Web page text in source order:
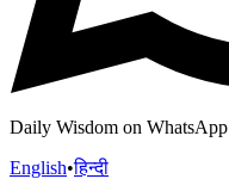
Daily Wisdom on WhatsApp
English•हिन्दी